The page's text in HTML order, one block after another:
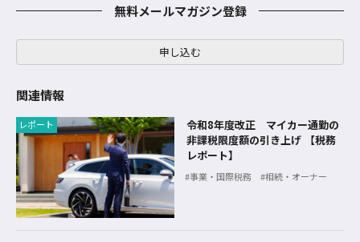
無料メールマガジン登録
申し込む
関連情報
レポート
令和8年度改正 マイカー通勤の
非課税限度額の引き上げ 【税務
レポート】
事業・国際税務 相続・オーナー